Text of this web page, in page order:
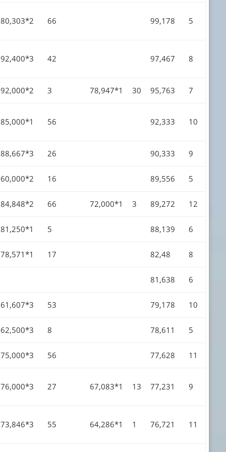
80,303*2 66 99,178 5
92,400*3 42 97,467 8
92,000*2 3 78,947*1 30 95,763 7
85,000*1 56 92,333 10
88,667*3 26 90,333 9
60,000*2 16 89,556 5
84,848*2 66 72,000*1 3 89,272 12
81,250*1 5 88,139 6
78,571*1 17 82,48 8
81,638 6
61,607*3 53 79,178 10
62,500*3 8 78,611 5
75,000*3 56 77,628 11
76,000*3 27 67,083*1 13 77,231 9
73,846*3 55 64,286*1 1 76,721 11